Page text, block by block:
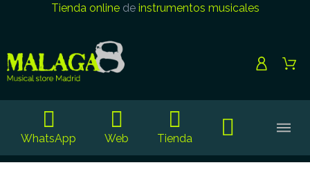
Tienda onlinede instrumentos musicales
WhatsApp Web Tienda